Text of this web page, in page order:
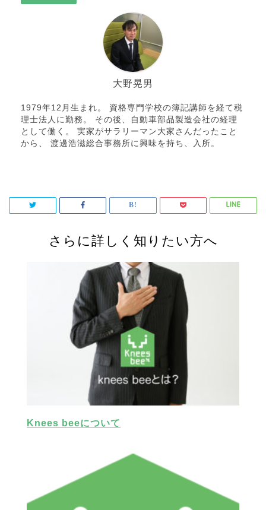
大野晃男
1979年12月生まれ。 資格専門学校の簿記講師を経て税
理士法人に勤務。 その後、自動車部品製造会社の経理
として働く。 実家がサラリーマン大家さんだったこと
から、 渡邊浩滋総合事務所に興味を持ち、入所。
さらに詳しく知りたい方へ
Knees beeについて